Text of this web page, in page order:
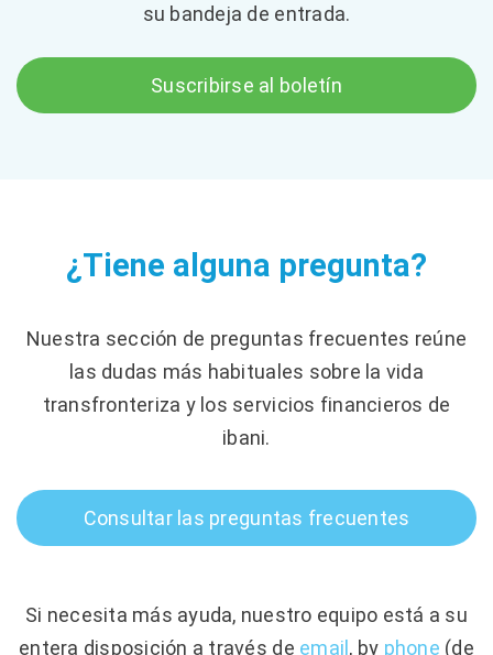
su bandeja de entrada.
Suscribirse al boletín
¿Tiene alguna pregunta?
Nuestra sección de preguntas frecuentes reúne
las dudas más habituales sobre la vida
transfronteriza y los servicios financieros de
ibani.
Consultar las preguntas frecuentes
Si necesita más ayuda, nuestro equipo está a su
entera disposición a través de email, by phone (de